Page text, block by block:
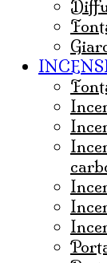
incensi in cono, in pasta, in grani e